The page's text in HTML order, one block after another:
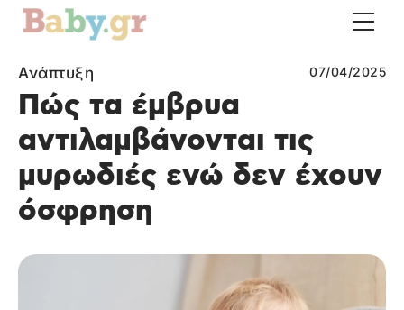
Ανάπτυξη 07/04/2025
Πώς τα έμβρυα
αντιλαμβάνονται τις
μυρωδιές ενώ δεν έχουν
όσφρηση